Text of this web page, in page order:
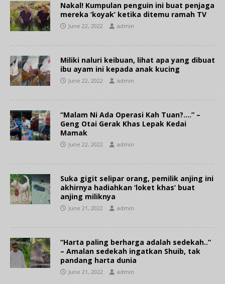
Nakal! Kumpulan penguin ini buat penjaga
mereka ‘koyak’ ketika ditemu ramah TV
June 22, 2022 admin
Miliki naluri keibuan, lihat apa yang dibuat
ibu ayam ini kepada anak kucing
June 22, 2022 admin
“Malam Ni Ada Operasi Kah Tuan?….” –
Geng Otai Gerak Khas Lepak Kedai
Mamak
June 22, 2022 admin
Suka gigit selipar orang, pemilik anjing ini
akhirnya hadiahkan ‘loket khas’ buat
anjing miliknya
June 21, 2022 admin
“Harta paling berharga adalah sedekah..”
– Amalan sedekah ingatkan Shuib, tak
pandang harta dunia
June 21, 2022 admin